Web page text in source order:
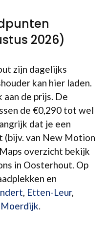
2026)
zijn dagelijks
kan hier laden.
de prijs. De
de €0,290 tot wel
dat je een
(bijv. van New Motion
overzicht bekijk
in Oosterhout. Op
en
, Etten-Leur,
Moerdijk.